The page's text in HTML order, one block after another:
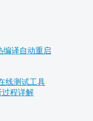
编译自动重启
线测试工具
过程详解